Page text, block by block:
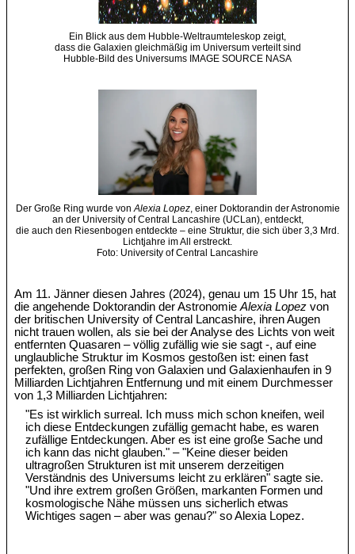
Ein Blick aus dem Hubble-Weltraumteleskop zeigt,
dass die Galaxien gleichmäßig im Universum verteilt sind
Hubble-Bild des Universums IMAGE SOURCE NASA
Der Große Ring wurde von Alexia Lopez, einer Doktorandin der Astronomie
an der University of Central Lancashire (UCLan), entdeckt,
die auch den Riesenbogen entdeckte – eine Struktur, die sich über 3,3 Mrd.
Lichtjahre im All erstreckt.
Foto: University of Central Lancashire
Am 11. Jänner diesen Jahres (2024), genau um 15 Uhr 15, hat
die angehende Doktorandin der AstronomieAlexia Lopez von
der britischen University of Central Lancashire, ihren Augen
nicht trauen wollen, als sie bei der Analyse des Lichts von weit
entfernten Quasaren – völlig zufällig wie sie sagt -, auf eine
unglaubliche Struktur im Kosmos gestoßen ist: einen fast
perfekten, großen Ring von Galaxien und Galaxienhaufen in 9
Milliarden Lichtjahren Entfernung und mit einem Durchmesser
von 1,3 Milliarden Lichtjahren:
"Es ist wirklich surreal. Ich muss mich schon kneifen, weil
ich diese Entdeckungen zufällig gemacht habe, es waren
zufällige Entdeckungen. Aber es ist eine große Sache und
ich kann das nicht glauben." – "Keine dieser beiden
ultragroßen Strukturen ist mit unserem derzeitigen
Verständnis des Universums leicht zu erklären" sagte sie.
"Und ihre extrem großen Größen, markanten Formen und
kosmologische Nähe müssen uns sicherlich etwas
Wichtiges sagen – aber was genau?" so Alexia Lopez.